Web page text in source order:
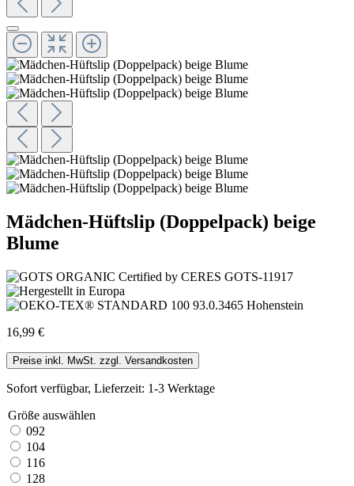
Mädchen-Hüftslip (Doppelpack) beige
Blume
16,99 €
Preise inkl. MwSt. zzgl. Versandkosten
Sofort verfügbar, Lieferzeit: 1-3 Werktage
Größe auswählen
092
104
116
128